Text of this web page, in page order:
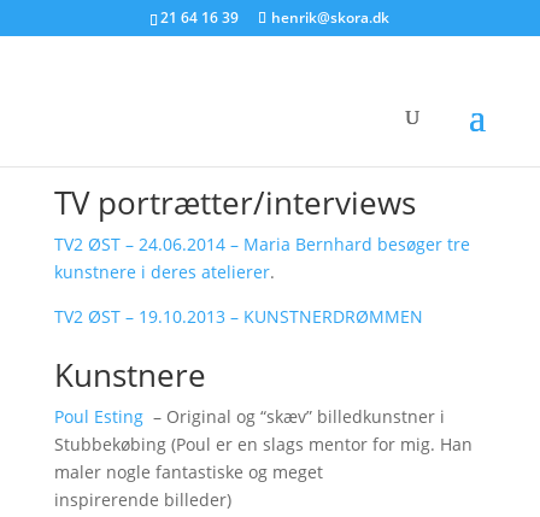
21 64 16 39 henrik@skora.dk
TV portrætter/interviews
TV2 ØST – 24.06.2014 – Maria Bernhard besøger tre
kunstnere i deres atelierer.
TV2 ØST – 19.10.2013 – KUNSTNERDRØMMEN
Kunstnere
Poul Esting– Original og “skæv” billedkunstner i
Stubbekøbing (Poul er en slags mentor for mig. Han
maler nogle fantastiske og meget
inspirerende billeder)